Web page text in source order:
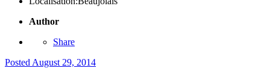
Author
Share
Posted August 29, 2014